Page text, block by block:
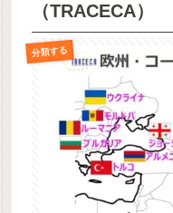
（TRACECA）
分類する